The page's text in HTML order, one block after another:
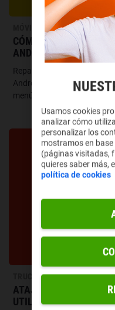
MÓVILES
CÓMO CAMBIAR EL
ANDROID E IOS
Repasamos todas las
Android como iOS para
menú principal.
TRUCOS
ATAJOS EN EL
UTILIZARLOS BIEN
Usamos cookies
analizar cómo
personalizar los
mostramos en
(páginas visitadas,
quieres saber más,
política de cookies